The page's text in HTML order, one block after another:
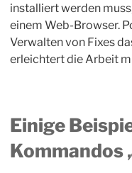
installiert werden
einem Web-Browser.
Verwalten von Fixes
erleichtert die Arbeit
Einige
Kommandos ‚